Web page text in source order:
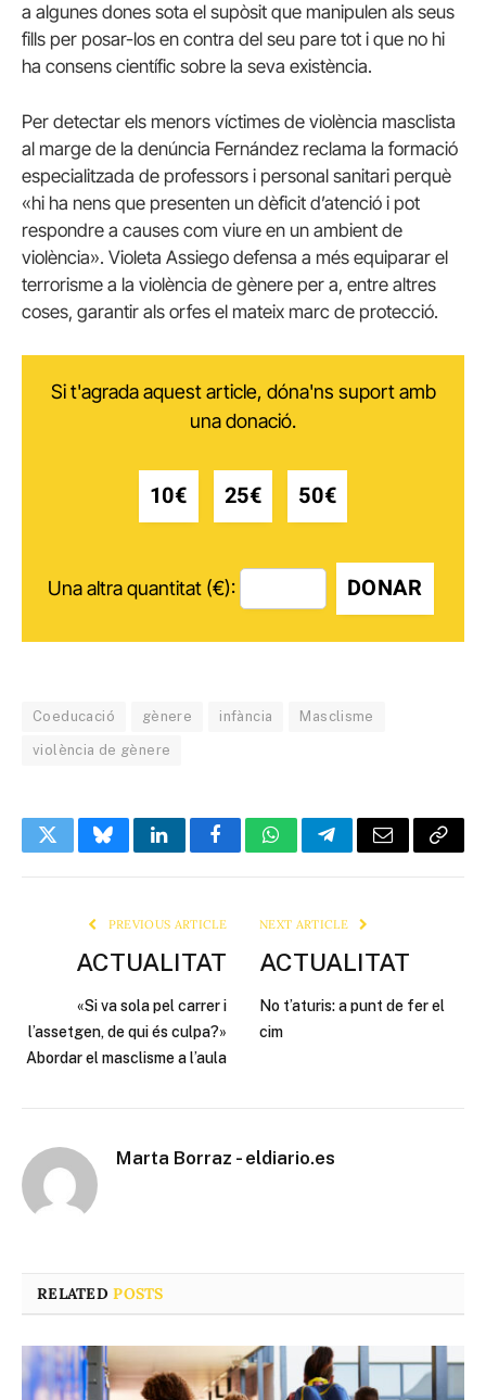
a algunes dones sota el supòsit que manipulen als seus
fills per posar-los en contra del seu pare tot i que no hi
ha consens científic sobre la seva existència.
Per detectar els menors víctimes de violència masclista
al marge de la denúncia Fernández reclama la formació
especialitzada de professors i personal sanitari perquè
«hi ha nens que presenten un dèficit d’atenció i pot
respondre a causes com viure en un ambient de
violència». Violeta Assiego defensa a més equiparar el
terrorisme a la violència de gènere per a, entre altres
coses, garantir als orfes el mateix marc de protecció.
Si t'agrada aquest article, dóna'ns suport amb
una donació.
10€ 25€ 50€
Una altra quantitat (€): DONAR
Coeducació gènere infància Masclisme
violència de gènere
TwitterBlueskyLinkedInFacebookWhatsAppTelegramEmail Copy
PREVIOUS ARTICLE
ACTUALITAT
«Si va sola pel carrer i
l’assetgen, de qui és culpa?»
Abordar el masclisme a l’aula
NEXT ARTICLE
ACTUALITAT
No t’aturis: a punt de fer el
cim
Marta Borraz - eldiario.es
RELATEDPOSTS